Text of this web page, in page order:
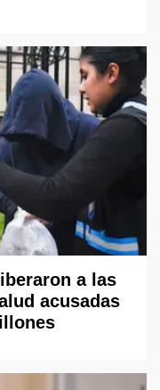
a las
acusadas